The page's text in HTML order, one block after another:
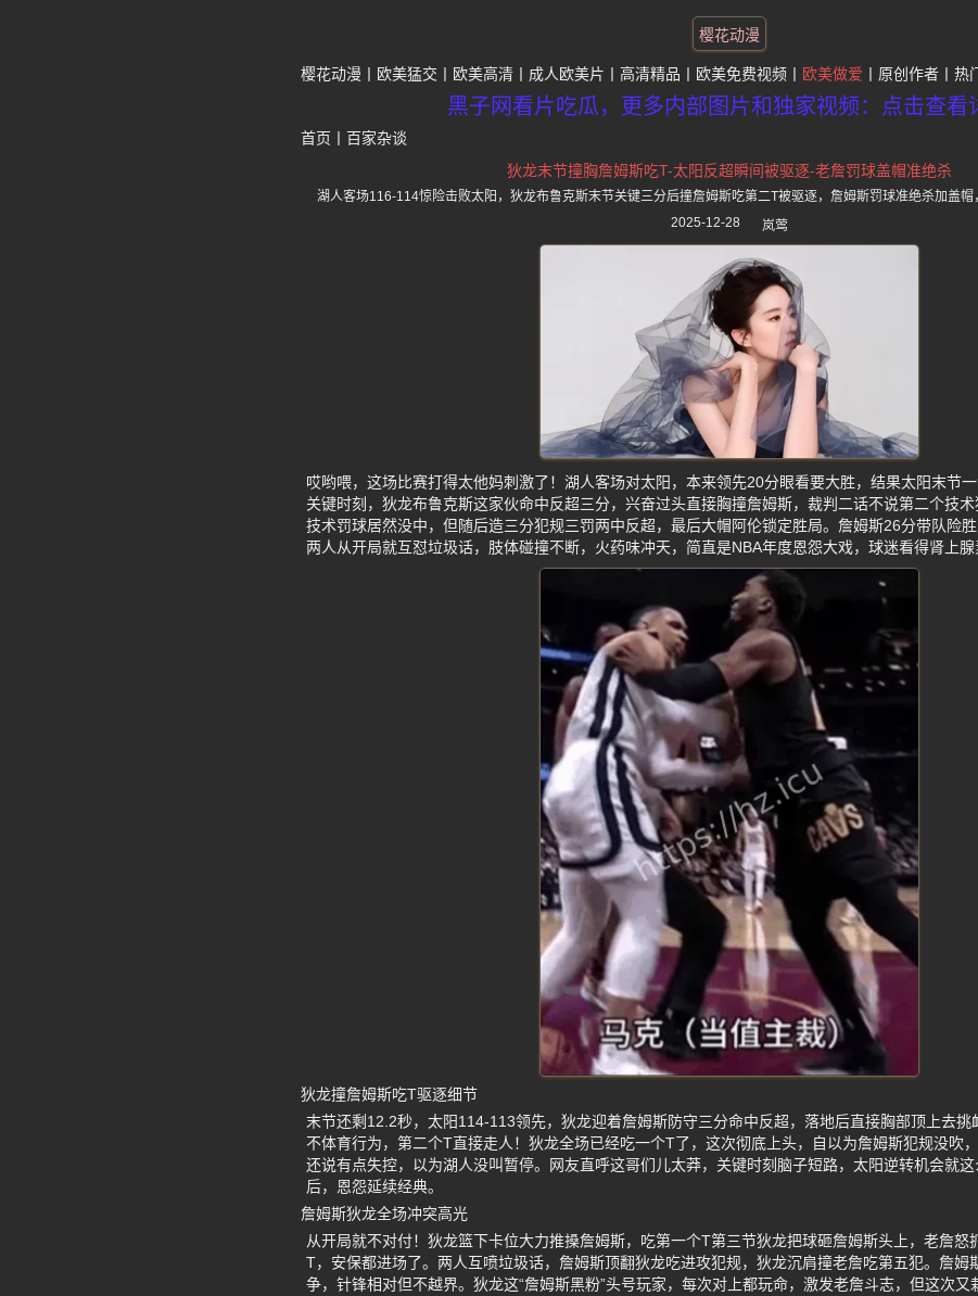
樱花动漫
樱花动漫 欧美猛交 欧美高清 成人欧美片 高清精品 欧美免费视频 欧美做爱 原创作者 热
黑子网看片吃瓜，更多内部图片和独家视频：点击查看
首页 百家杂谈
狄龙末节撞胸詹姆斯吃T-太阳反超瞬间被驱逐-老詹罚球盖帽准绝杀
湖人客场116-114惊险击败太阳，狄龙布鲁克斯末节关键三分后撞詹姆斯吃第二T被驱逐，詹姆斯罚球准绝杀加盖帽
2025-12-28
岚莺
哎哟喂，这场比赛打得太他妈刺激了！湖人客场对太阳，本来领先20分眼看要大胜，结果太阳末节一
关键时刻，狄龙布鲁克斯这家伙命中反超三分，兴奋过头直接胸撞詹姆斯，裁判二话不说第二个技
技术罚球居然没中，但随后造三分犯规三罚两中反超，最后大帽阿伦锁定胜局。詹姆斯26分带队险胜
两人从开局就互怼垃圾话，肢体碰撞不断，火药味冲天，简直是NBA年度恩怨大戏，球迷看得肾上腺
狄龙撞詹姆斯吃T驱逐细节
末节还剩12.2秒，太阳114-113领先，狄龙迎着詹姆斯防守三分命中反超，落地后直接胸部顶上去挑
不体育行为，第二个T直接走人！狄龙全场已经吃一个T了，这次彻底上头，自以为詹姆斯犯规没吹
还说有点失控，以为湖人没叫暂停。网友直呼这哥们儿太莽，关键时刻脑子短路，太阳逆转机会就
后，恩怨延续经典。
詹姆斯狄龙全场冲突高光
从开局就不对付！狄龙篮下卡位大力推搡詹姆斯，吃第一个T第三节狄龙把球砸詹姆斯头上，老詹怒
T，安保都进场了。两人互喷垃圾话，詹姆斯顶翻狄龙吃进攻犯规，狄龙沉肩撞老詹吃第五犯。詹姆
争，针锋相对但不越界。狄龙这“詹姆斯黑粉”头号玩家，每次对上都玩命，激发老詹斗志，但这次